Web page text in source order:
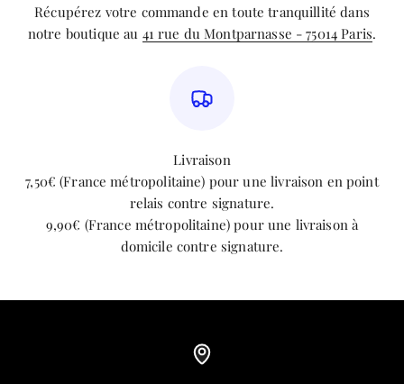
Récupérez votre commande en toute tranquillité dans
notre boutique au 41 rue du Montparnasse - 75014 Paris.
Livraison
7,50€ (France métropolitaine) pour une livraison en point
relais contre signature.
9,90€ (France métropolitaine) pour une livraison à
domicile contre signature.